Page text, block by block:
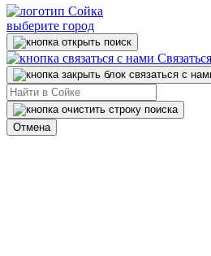
выберите город
Отмена